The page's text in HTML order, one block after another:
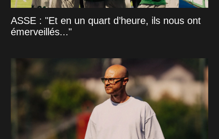
ASSE : "Et en un quart d’heure, ils nous ont
émerveillés..."